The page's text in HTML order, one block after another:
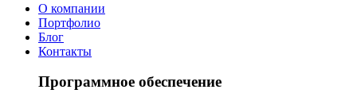
О компании
Портфолио
Блог
Контакты
Программное обеспечение